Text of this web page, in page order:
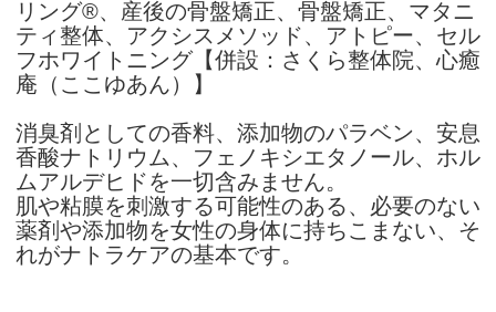
消臭剤としての香料、添加物のパラベン、安息
香酸ナトリウム、フェノキシエタノール、ホル
ムアルデヒドを一切含みません。
肌や粘膜を刺激する可能性のある、必要のない
薬剤や添加物を女性の身体に持ちこまない、そ
れがナトラケアの基本です。